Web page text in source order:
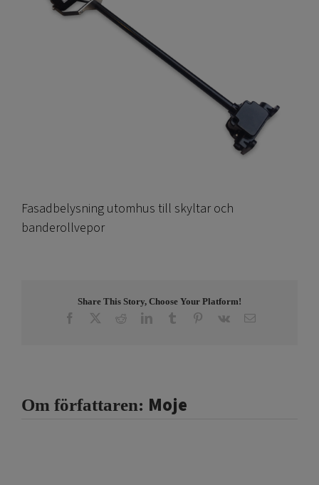
Fasadbelysning utomhus till skyltar och
banderollvepor
Share This Story, Choose Your Platform!
Facebook RedditLinkedInTumblr Pinterest
Vk E-
Om författaren: Moje